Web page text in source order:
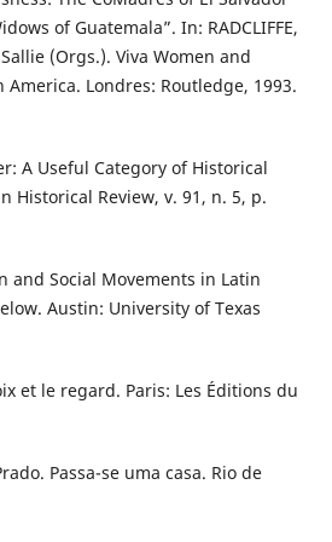
of Guatemala”. In: RADCLIFFE,
(Orgs.). Viva Women and
America. Londres: Routledge, 1993.
A Useful Category of Historical
Historical Review, v. 91, n. 5, p.
and Social Movements in Latin
Austin: University of Texas
et le regard. Paris: Les Éditions du
Passa-se uma casa. Rio de